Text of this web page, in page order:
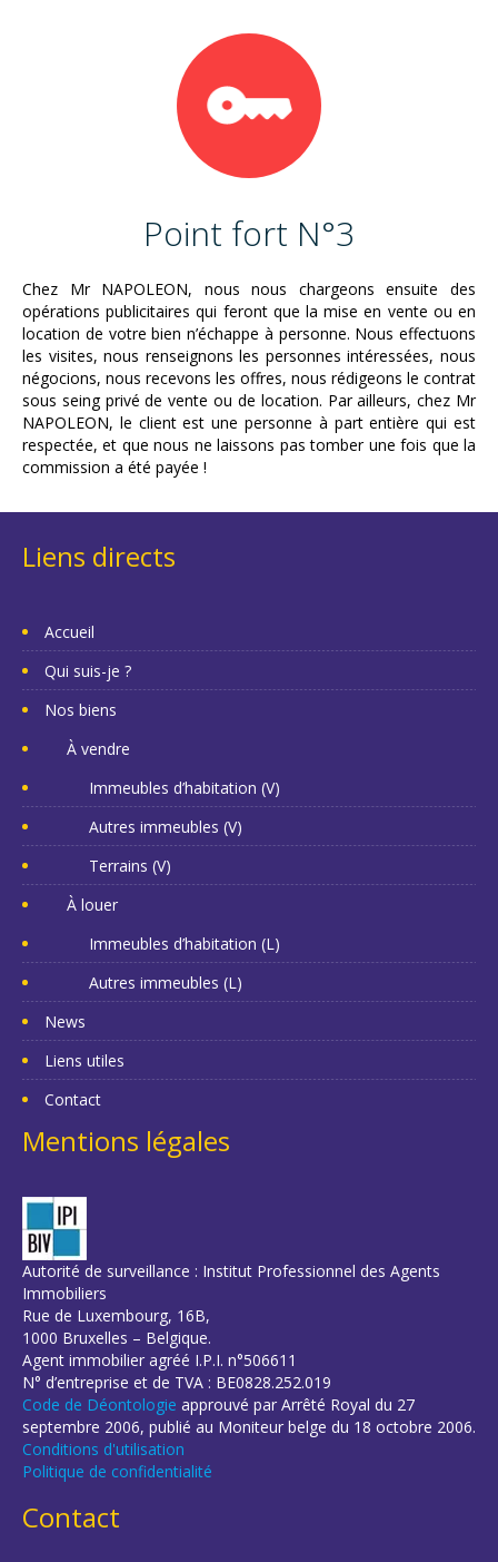
Point fort N°3
Chez Mr NAPOLEON, nous nous chargeons ensuite des
opérations publicitaires qui feront que la mise en vente ou en
location de votre bien n’échappe à personne. Nous effectuons
les visites, nous renseignons les personnes intéressées, nous
négocions, nous recevons les offres, nous rédigeons le contrat
sous seing privé de vente ou de location. Par ailleurs, chez Mr
NAPOLEON, le client est une personne à part entière qui est
respectée, et que nous ne laissons pas tomber une fois que la
commission a été payée !
Liens directs
Accueil
Qui suis-je ?
Nos biens
À vendre
Immeubles d’habitation (V)
Autres immeubles (V)
Terrains (V)
À louer
Immeubles d’habitation (L)
Autres immeubles (L)
News
Liens utiles
Contact
Mentions légales
Autorité de surveillance : Institut Professionnel des Agents
Immobiliers
Rue de Luxembourg, 16B,
1000 Bruxelles – Belgique.
Agent immobilier agréé I.P.I. n°506611
N° d’entreprise et de TVA : BE0828.252.019
Code de Déontologie approuvé par Arrêté Royal du 27
septembre 2006, publié au Moniteur belge du 18 octobre 2006.
Conditions d'utilisation
Politique de confidentialité
Contact